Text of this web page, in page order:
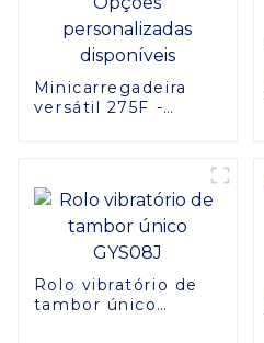
Minicarregadeira
versátil 275F -
Rolo vibratório de
tambor único